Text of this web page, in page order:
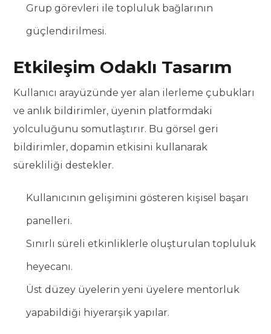
Grup görevleri ile topluluk bağlarının
güçlendirilmesi.
Etkileşim Odaklı Tasarım
Kullanıcı arayüzünde yer alan ilerleme çubukları
ve anlık bildirimler, üyenin platformdaki
yolculuğunu somutlaştırır. Bu görsel geri
bildirimler, dopamin etkisini kullanarak
sürekliliği destekler.
Kullanıcının gelişimini gösteren kişisel başarı
panelleri.
Sınırlı süreli etkinliklerle oluşturulan topluluk
heyecanı.
Üst düzey üyelerin yeni üyelere mentorluk
yapabildiği hiyerarşik yapılar.